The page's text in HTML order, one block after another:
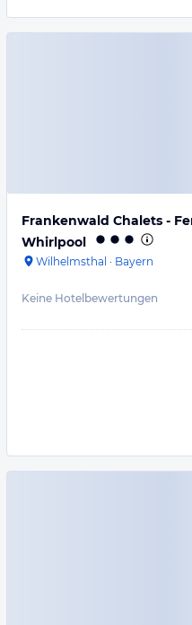
Frankenwald Chalets -
Whirlpool
Wilhelmsthal · Bayern
Keine Hotelbewertungen